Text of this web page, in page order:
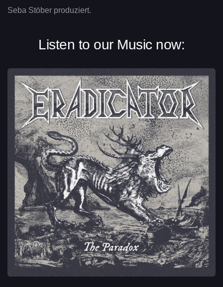
Seba Stöber produziert.
Listen to our Music now: